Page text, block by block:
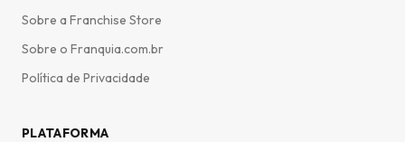
Sobre a Franchise Store
Sobre o Franquia.com.br
Política de Privacidade
PLATAFORMA